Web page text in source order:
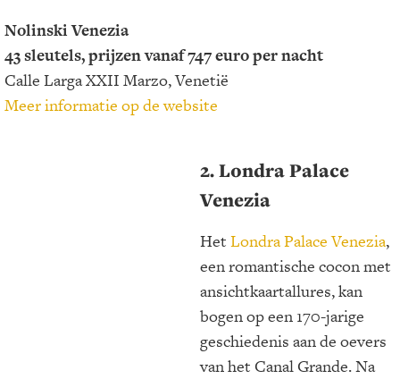
Nolinski Venezia
43 sleutels, prijzen vanaf 747 euro per nacht
Calle Larga XXII Marzo, Venetië
Meer informatie op de website
2. Londra Palace
Venezia
Het Londra Palace Venezia,
een romantische cocon met
ansichtkaartallures, kan
bogen op een 170-jarige
geschiedenis aan de oevers
van het Canal Grande. Na